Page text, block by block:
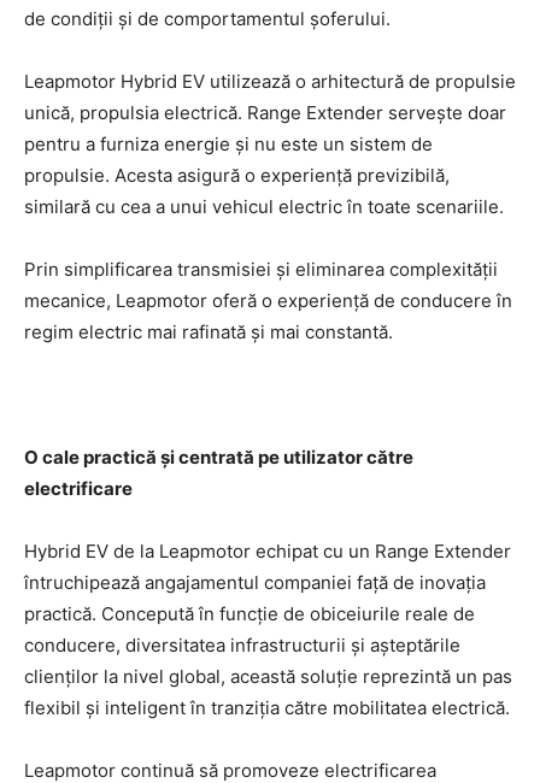
de condiții și de comportamentul șoferului.
Leapmotor Hybrid EV utilizează o arhitectură de propulsie
unică, propulsia electrică. Range Extender servește doar
pentru a furniza energie și nu este un sistem de
propulsie. Acesta asigură o experiență previzibilă,
similară cu cea a unui vehicul electric în toate scenariile.
Prin simplificarea transmisiei și eliminarea complexității
mecanice, Leapmotor oferă o experiență de conducere în
regim electric mai rafinată și mai constantă.
O cale practică și centrată pe utilizator către
electrificare
Hybrid EV de la Leapmotor echipat cu un Range Extender
întruchipează angajamentul companiei față de inovația
practică. Concepută în funcție de obiceiurile reale de
conducere, diversitatea infrastructurii și așteptările
clienților la nivel global, această soluție reprezintă un pas
flexibil și inteligent în tranziția către mobilitatea electrică.
Leapmotor continuă să promoveze electrificarea